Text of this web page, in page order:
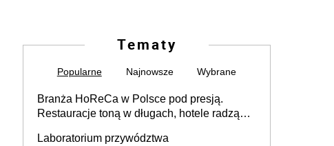
Tematy
Popularne Najnowsze Wybrane
Branża HoReCa w Polsce pod presją.
Restauracje toną w długach, hotele radzą
Laboratorium przywództwa